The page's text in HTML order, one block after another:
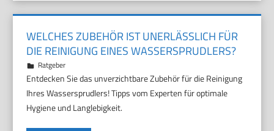
WELCHES ZUBEHÖR IST UNERLÄSSLICH FÜR
DIE REINIGUNG EINES WASSERSPRUDLERS?
3. Oktober 2025
Marco
Ratgeber
Entdecken Sie das unverzichtbare Zubehör für die Reinigung
Ihres Wassersprudlers! Tipps vom Experten für optimale
Hygiene und Langlebigkeit.